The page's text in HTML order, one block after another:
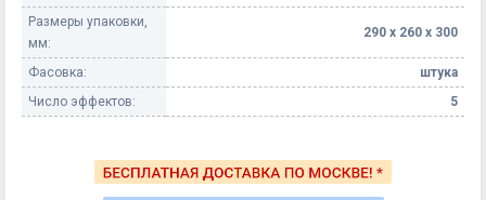
Размеры упаковки,
мм:
290 х 260 х 300
Фасовка:
штука
Число эффектов:
5